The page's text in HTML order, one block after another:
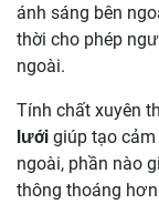
ánh sáng bên
thời cho phép
ngoài.
Tính chất xuyên
lưới giúp tạo
ngoài, phần nào
thông thoáng